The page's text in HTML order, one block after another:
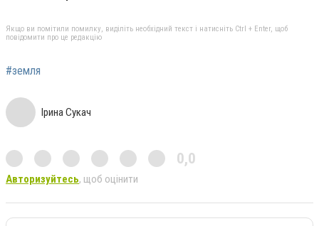
Якщо ви помітили помилку, виділіть необхідний текст і натисніть Ctrl + Enter, щоб
повідомити про це редакцію
#земля
Ірина Сукач
0,0
Авторизуйтесь, щоб оцінити